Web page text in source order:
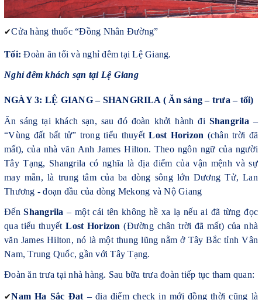
✔Cửa hàng thuốc “Đồng Nhân Đường”
Tối: Đoàn ăn tối và nghỉ đêm tại Lệ Giang.
Nghỉ đêm khách sạn tại Lệ Giang
NGÀY 3: LỆ GIANG – SHANGRILA ( Ăn sáng – trưa – tối)
Ăn sáng tại khách sạn, sau đó đoàn khởi hành đi Shangrila –
“Vùng đất bất tử” trong tiểu thuyếtLost Horizon (chân trời đã
mất), của nhà văn Anh James Hilton. Theo ngôn ngữ của người
Tây Tạng, Shangrila có nghĩa là địa điểm của vận mệnh và sự
may mắn, là trung tâm của ba dòng sông lớn Dương Tử, Lan
Thương - đoạn đầu của dòng Mekong và Nộ Giang
ĐếnShangrila – một cái tên không hề xa lạ nếu ai đã từng đọc
qua tiểu thuyếtLost Horizon (Đường chân trời đã mất) của nhà
văn James Hilton, nó là một thung lũng nằm ở Tây Bắc tỉnh Vân
Nam, Trung Quốc, gần với Tây Tạng.
Đoàn ăn trưa tại nhà hàng. Sau bữa trưa đoàn tiếp tục tham quan:
✔Nam Ha Sắc Đạt –địa điểm check in mới đồng thời cũng là